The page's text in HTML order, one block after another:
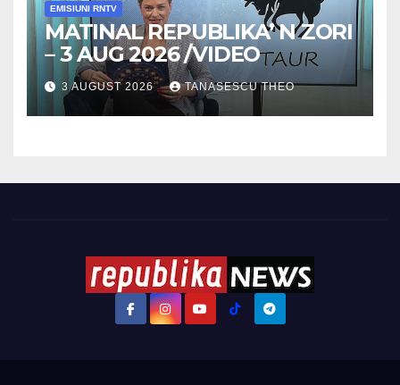
EMISIUNI RNTV
MATINAL REPUBLIKA’ N ZORI
– 3 AUG 2026 /VIDEO
3 AUGUST 2026 TANASESCU THEO